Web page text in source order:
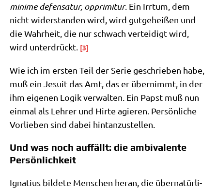
mini­me defen­sa­tur, opp­ri­mit­ur. Ein Irr­tum, dem
nicht wider­stan­den wird, wird gut­ge­hei­ßen und
die Wahr­heit, die nur schwach ver­tei­digt wird,
wird unter­drückt. [3]
Wie ich im ersten Teil der Serie geschrie­ben habe,
muß ein Jesu­it das Amt, das er über­nimmt, in der
ihm eige­nen Logik ver­wal­ten. Ein Papst muß nun
ein­mal als Leh­rer und Hir­te agie­ren. Per­sön­li­che
Vor­lie­ben sind dabei hintanzustellen.
Und was noch auffällt: die ambivalente
Persönlichkeit
Igna­ti­us bil­de­te Men­schen her­an, die über­na­tür­li­